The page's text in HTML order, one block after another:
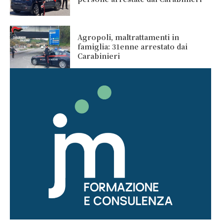
Agropoli, maltrattamenti in
famiglia: 31enne arrestato dai
Carabinieri